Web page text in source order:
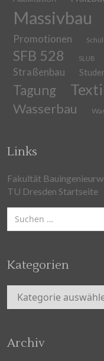
Massivbau
Promotionen
SFB 528 SLUB
Straßenbau
Tagung
Wasserbau
Links
Fakultät
TU Dresden Startseite
Suchen
nach:
Kategorien
Kategorien
Archiv